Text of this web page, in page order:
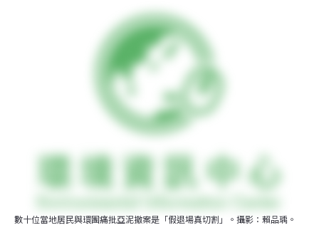
數十位當地居民與環團痛批亞泥撤案是「假退場真切割」。攝影：賴品瑀。